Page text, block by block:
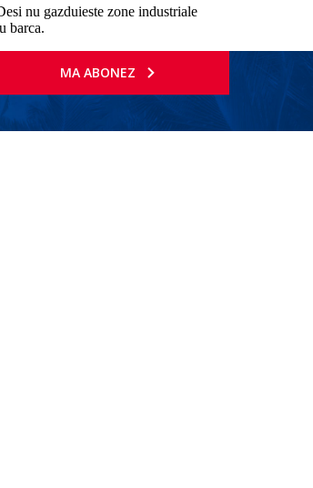
nu gazduieste zone industriale
barca.
MA ABONEZ